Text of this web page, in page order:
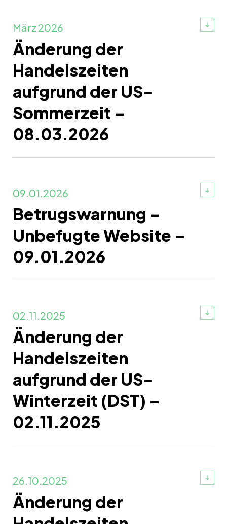
März 2026
Änderung der
Handelszeiten
aufgrund der US-
Sommerzeit –
08.03.2026
09.01.2026
Betrugswarnung –
Unbefugte Website –
09.01.2026
02.11.2025
Änderung der
Handelszeiten
aufgrund der US-
Winterzeit (DST) –
02.11.2025
26.10.2025
Änderung der